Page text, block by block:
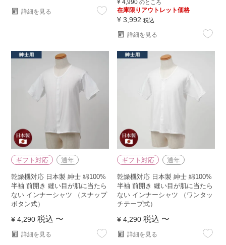
詳細を見る
¥ 4,990 のところ
在庫限りアウトレット価格
¥ 3,992 税込
詳細を見る
ギフト対応 通年
乾燥機対応 日本製 紳士 綿100%
半袖 前開き 縫い目が肌に当たら
ない インナーシャツ （スナップ
ボタン式）
¥ 4,290 税込 〜
詳細を見る
ギフト対応 通年
乾燥機対応 日本製 紳士 綿100%
半袖 前開き 縫い目が肌に当たら
ない インナーシャツ （ワンタッ
チテープ式）
¥ 4,290 税込 〜
詳細を見る